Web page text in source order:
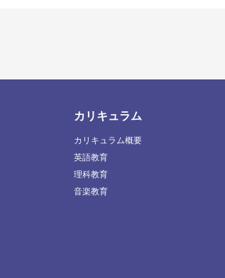
カリキュラム
カリキュラム概要
英語教育
理科教育
音楽教育